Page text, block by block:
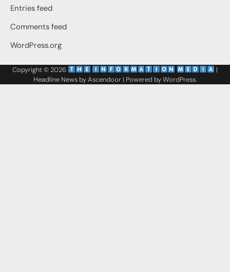
Entries feed
Comments feed
WordPress.org
Copyright © 2026
|
Headline News byAscendoor| Powered byWordPress.